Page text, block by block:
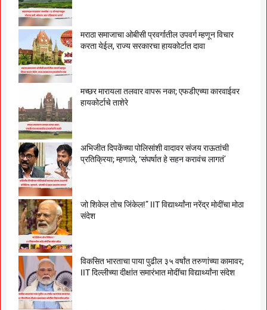
मराठा समाजाचा ओबीसी प्रवर्गातील उपवर्ग म्हणून विचार
करता येईल, राज्य सरकारचा हायकोर्टात दावा
मच्छर मारायला तलवार वापरू नका; एफडीएच्या कारवाईवर
हायकोर्टाचे ताशेरे
अभिजीत दिपकेंच्या पोलिसांशी वादावर संजय राऊतांची
प्रतिक्रिया; म्हणाले, ‘संघर्षात हे सहन करावंच लागतं’
जो शिकेल तोच जिंकेल!” IIT विद्यार्थ्यांना नरेंद्र मोदींचा मोठा
संदेश
विकसित भारताचा पाया पुढील ३५ वर्षांत तरुणांच्या कामावर;
IIT दिल्लीच्या दीक्षांत समारंभात मोदींचा विद्यार्थ्यांना संदेश